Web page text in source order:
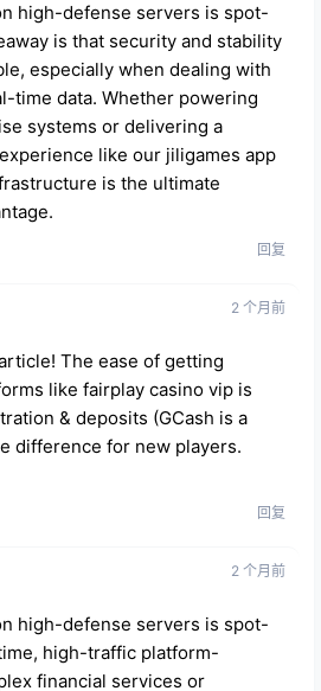
high-defense servers is spot-
is that security and stability
especially when dealing with
time data. Whether powering
systems or delivering a
like our jiligames app
is the ultimate
回复
2 个月前
The ease of getting
like fairplay casino vip is
& deposits (GCash is a
difference for new players.
回复
2 个月前
high-defense servers is spot-
high-traffic platform-
financial services or